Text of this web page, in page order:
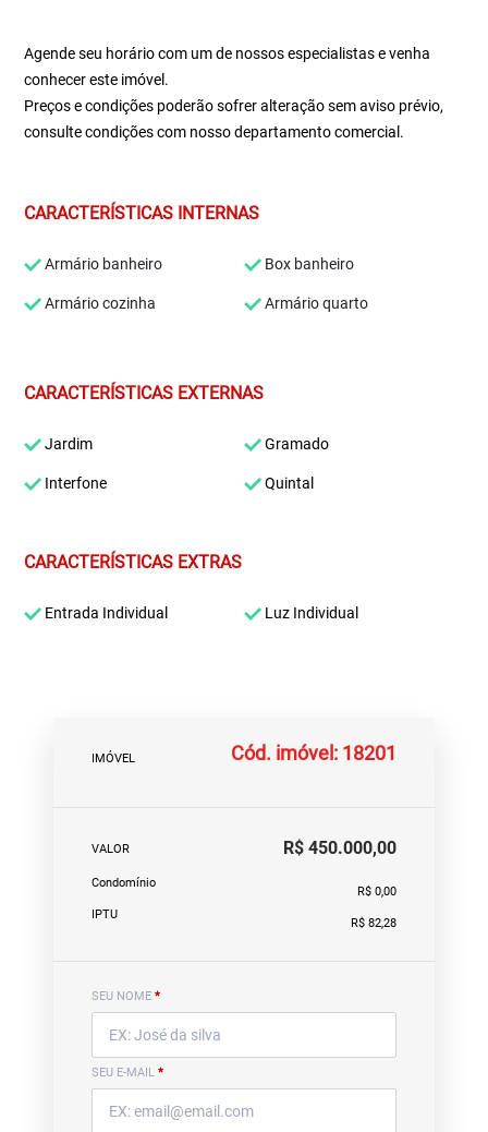
Agende seu horário com um de nossos especialistas e venha
conhecer este imóvel.
Preços e condições poderão sofrer alteração sem aviso prévio,
consulte condições com nosso departamento comercial.
CARACTERÍSTICAS INTERNAS
Armário banheiro Box banheiro
Armário cozinha Armário quarto
CARACTERÍSTICAS EXTERNAS
Jardim Gramado
Interfone Quintal
CARACTERÍSTICAS EXTRAS
Entrada Individual Luz Individual
IMÓVEL Cód. imóvel: 18201
VALOR R$ 450.000,00
Condomínio
R$ 0,00
IPTU
R$ 82,28
SEU NOME *
SEU E-MAIL *